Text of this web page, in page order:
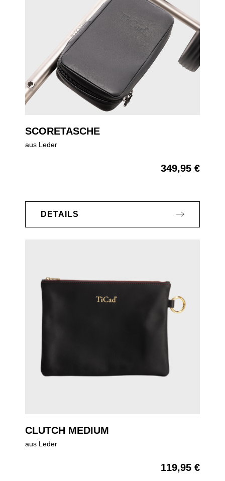
SCORETASCHE
aus Leder
349,95 €
DETAILS
CLUTCH MEDIUM
aus Leder
119,95 €